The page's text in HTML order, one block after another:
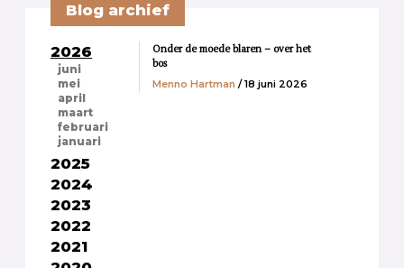
Blog archief
2026
juni
mei
april
maart
februari
januari
2025
2024
2023
2022
2021
Onder de moede blaren – over het
bos
Menno Hartman / 18 juni 2026